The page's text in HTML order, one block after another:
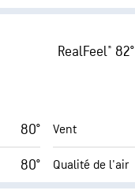
68° F Plafond nuageux
RealFeel® 82°
80°
80°
Vent
Qualité de l'air